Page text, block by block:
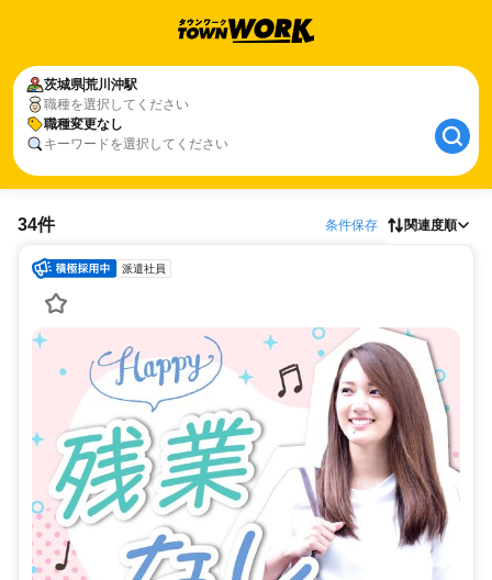
茨城県荒川沖駅
職種を選択してください
職種変更なし
キーワードを選択してください
34件 条件保存 関連度順
派遣社員